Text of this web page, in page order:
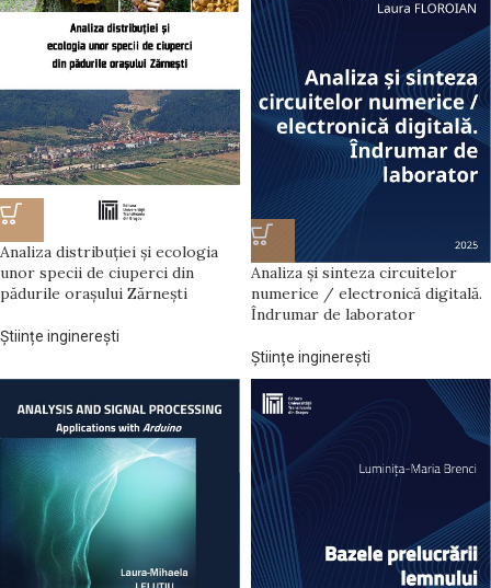
Analiza distribuției și ecologia
unor specii de ciuperci din
pădurile orașului Zărnești
Științe inginerești
Analiza și sinteza circuitelor
numerice / electronică digitală.
Îndrumar de laborator
Științe inginerești